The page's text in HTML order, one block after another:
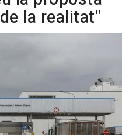
la realitat"